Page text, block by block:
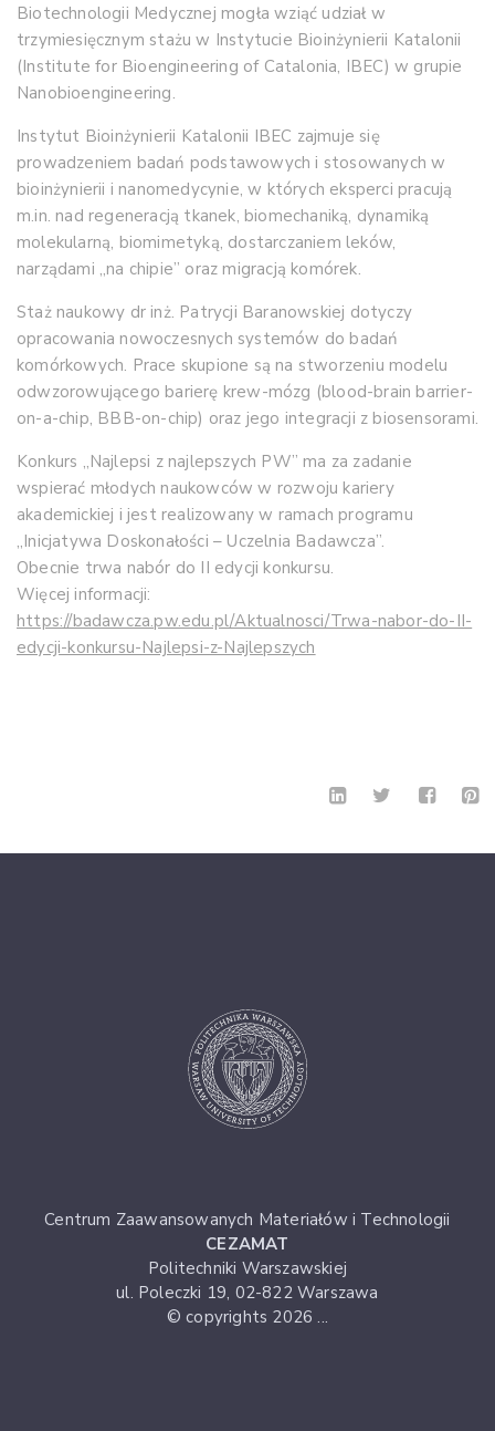
Biotechnologii Medycznej mogła wziąć udział w
trzymiesięcznym stażu w Instytucie Bioinżynierii Katalonii
(Institute for Bioengineering of Catalonia, IBEC) w grupie
Nanobioengineering.
Instytut Bioinżynierii Katalonii IBEC zajmuje się
prowadzeniem badań podstawowych i stosowanych w
bioinżynierii i nanomedycynie, w których eksperci pracują
m.in. nad regeneracją tkanek, biomechaniką, dynamiką
molekularną, biomimetyką, dostarczaniem leków,
narządami „na chipie” oraz migracją komórek.
Staż naukowy dr inż. Patrycji Baranowskiej dotyczy
opracowania nowoczesnych systemów do badań
komórkowych. Prace skupione są na stworzeniu modelu
odwzorowującego barierę krew-mózg (blood-brain barrier-
on-a-chip, BBB-on-chip) oraz jego integracji z biosensorami.
Konkurs „Najlepsi z najlepszych PW” ma za zadanie
wspierać młodych naukowców w rozwoju kariery
akademickiej i jest realizowany w ramach programu
„Inicjatywa Doskonałości – Uczelnia Badawcza”.
Obecnie trwa nabór do II edycji konkursu.
Więcej informacji:
https://badawcza.pw.edu.pl/Aktualnosci/Trwa-nabor-do-II-
edycji-konkursu-Najlepsi-z-Najlepszych
Centrum Zaawansowanych Materiałów i Technologii
CEZAMAT
Politechniki Warszawskiej
ul. Poleczki 19, 02-822 Warszawa
© copyrights 2026 ...